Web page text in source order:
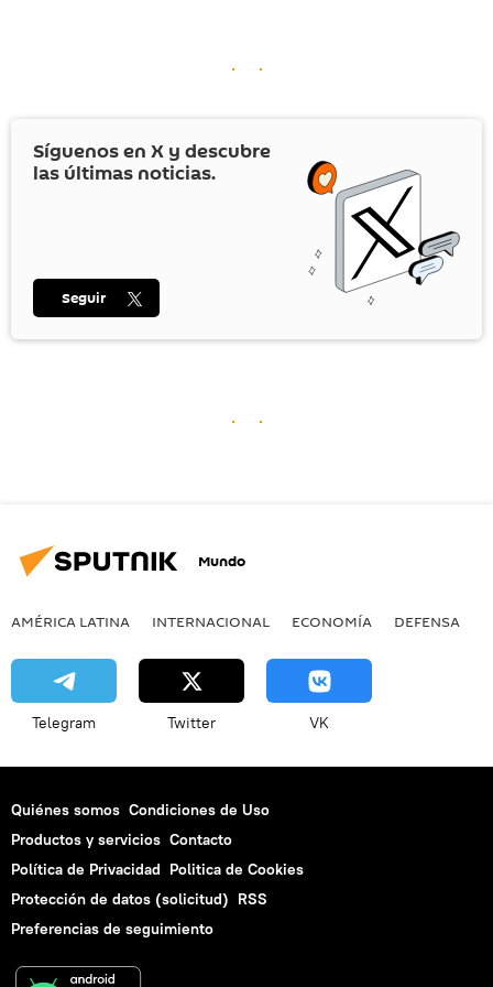
Síguenos en X y descubre
las últimas noticias.
Seguir
Mundo
AMÉRICA LATINA INTERNACIONAL ECONOMÍA DEFENSA
Telegram Twitter VK
Quiénes somos Condiciones de Uso
Productos y servicios Contacto
Política de Privacidad Politica de Cookies
Protección de datos (solicitud) RSS
Preferencias de seguimiento